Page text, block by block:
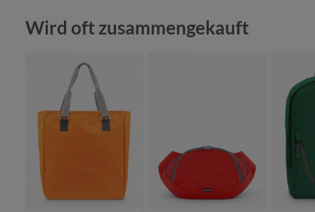
maigrün
marine
+1
marine
+2
Farbe
rot
Produktgalerie überspringen
Wird oft zusammengekauft